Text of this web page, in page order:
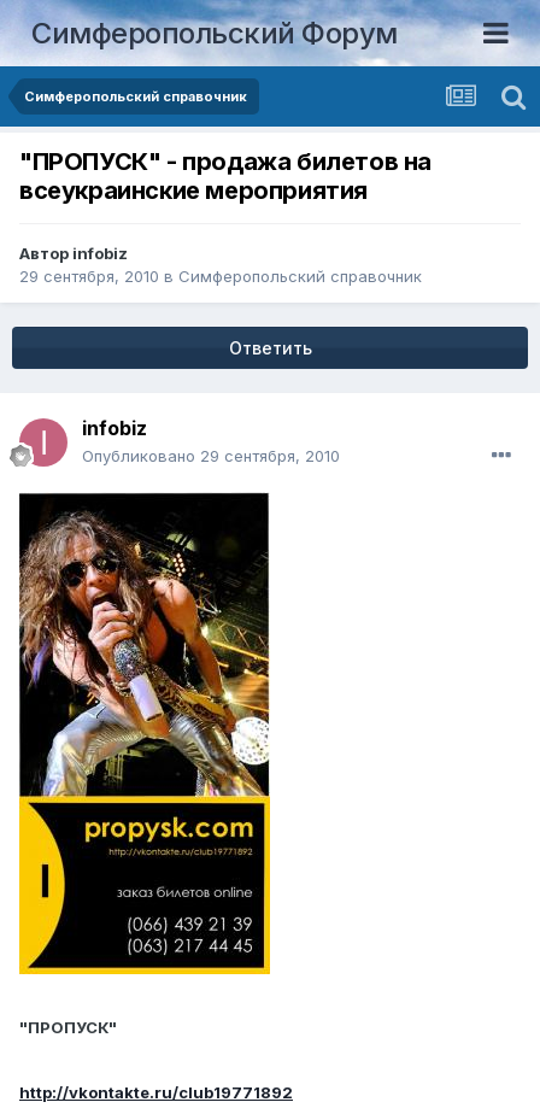
Симферопольский Форум
Симферопольский справочник
"ПРОПУСК" - продажа билетов на
всеукраинские мероприятия
Автор infobiz
29 сентября, 2010 в Симферопольский справочник
Ответить
infobiz
Опубликовано 29 сентября, 2010
"ПРОПУСК"
http://vkontakte.ru/club19771892